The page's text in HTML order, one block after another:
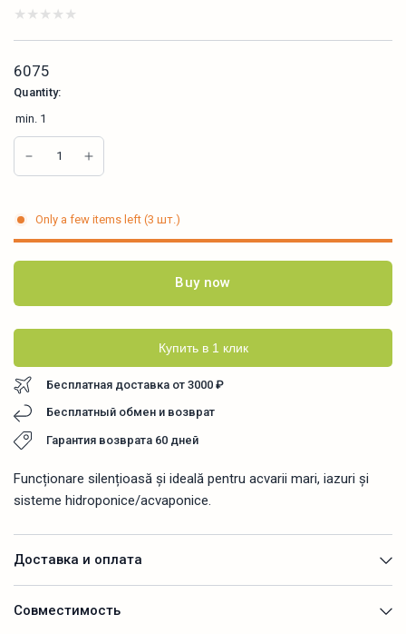
6075
Quantity:
min. 1
Only a few items left (3 шт.)
Buy now
Купить в 1 клик
Бесплатная доставка от 3000 ₽
Бесплатный обмен и возврат
Гарантия возврата 60 дней
Funcționare silențioasă și ideală pentru acvarii mari, iazuri și
sisteme hidroponice/acvaponice.
Доставка и оплата
Совместимость